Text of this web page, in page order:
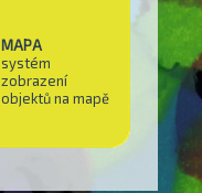
MAPA
systém
zobrazení
objektů na mapě